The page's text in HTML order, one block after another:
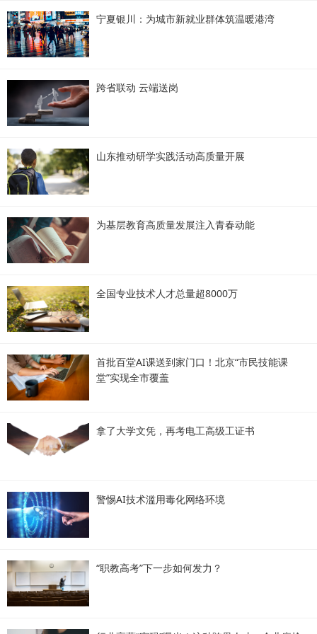
宁夏银川：为城市新就业群体筑温暖港湾
跨省联动 云端送岗
山东推动研学实践活动高质量开展
为基层教育高质量发展注入青春动能
全国专业技术人才总量超8000万
首批百堂AI课送到家门口！北京“市民技能课
堂”实现全市覆盖
拿了大学文凭，再考电工高级工证书
警惕AI技术滥用毒化网络环境
“职教高考”下一步如何发力？